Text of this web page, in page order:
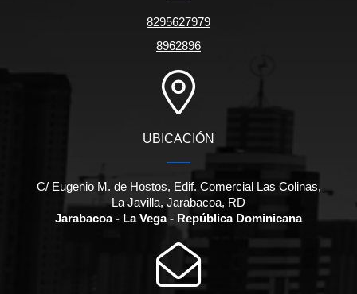
8295627979
8962896
UBICACIÓN
C/ Eugenio M. de Hostos, Edif. Comercial Las Colinas,
La Javilla, Jarabacoa, RD
Jarabacoa - La Vega - República Dominicana